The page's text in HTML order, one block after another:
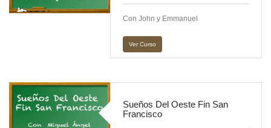
Con John y Emmanuel
Ver Curso
Sueños Del Oeste Fin San
Francisco